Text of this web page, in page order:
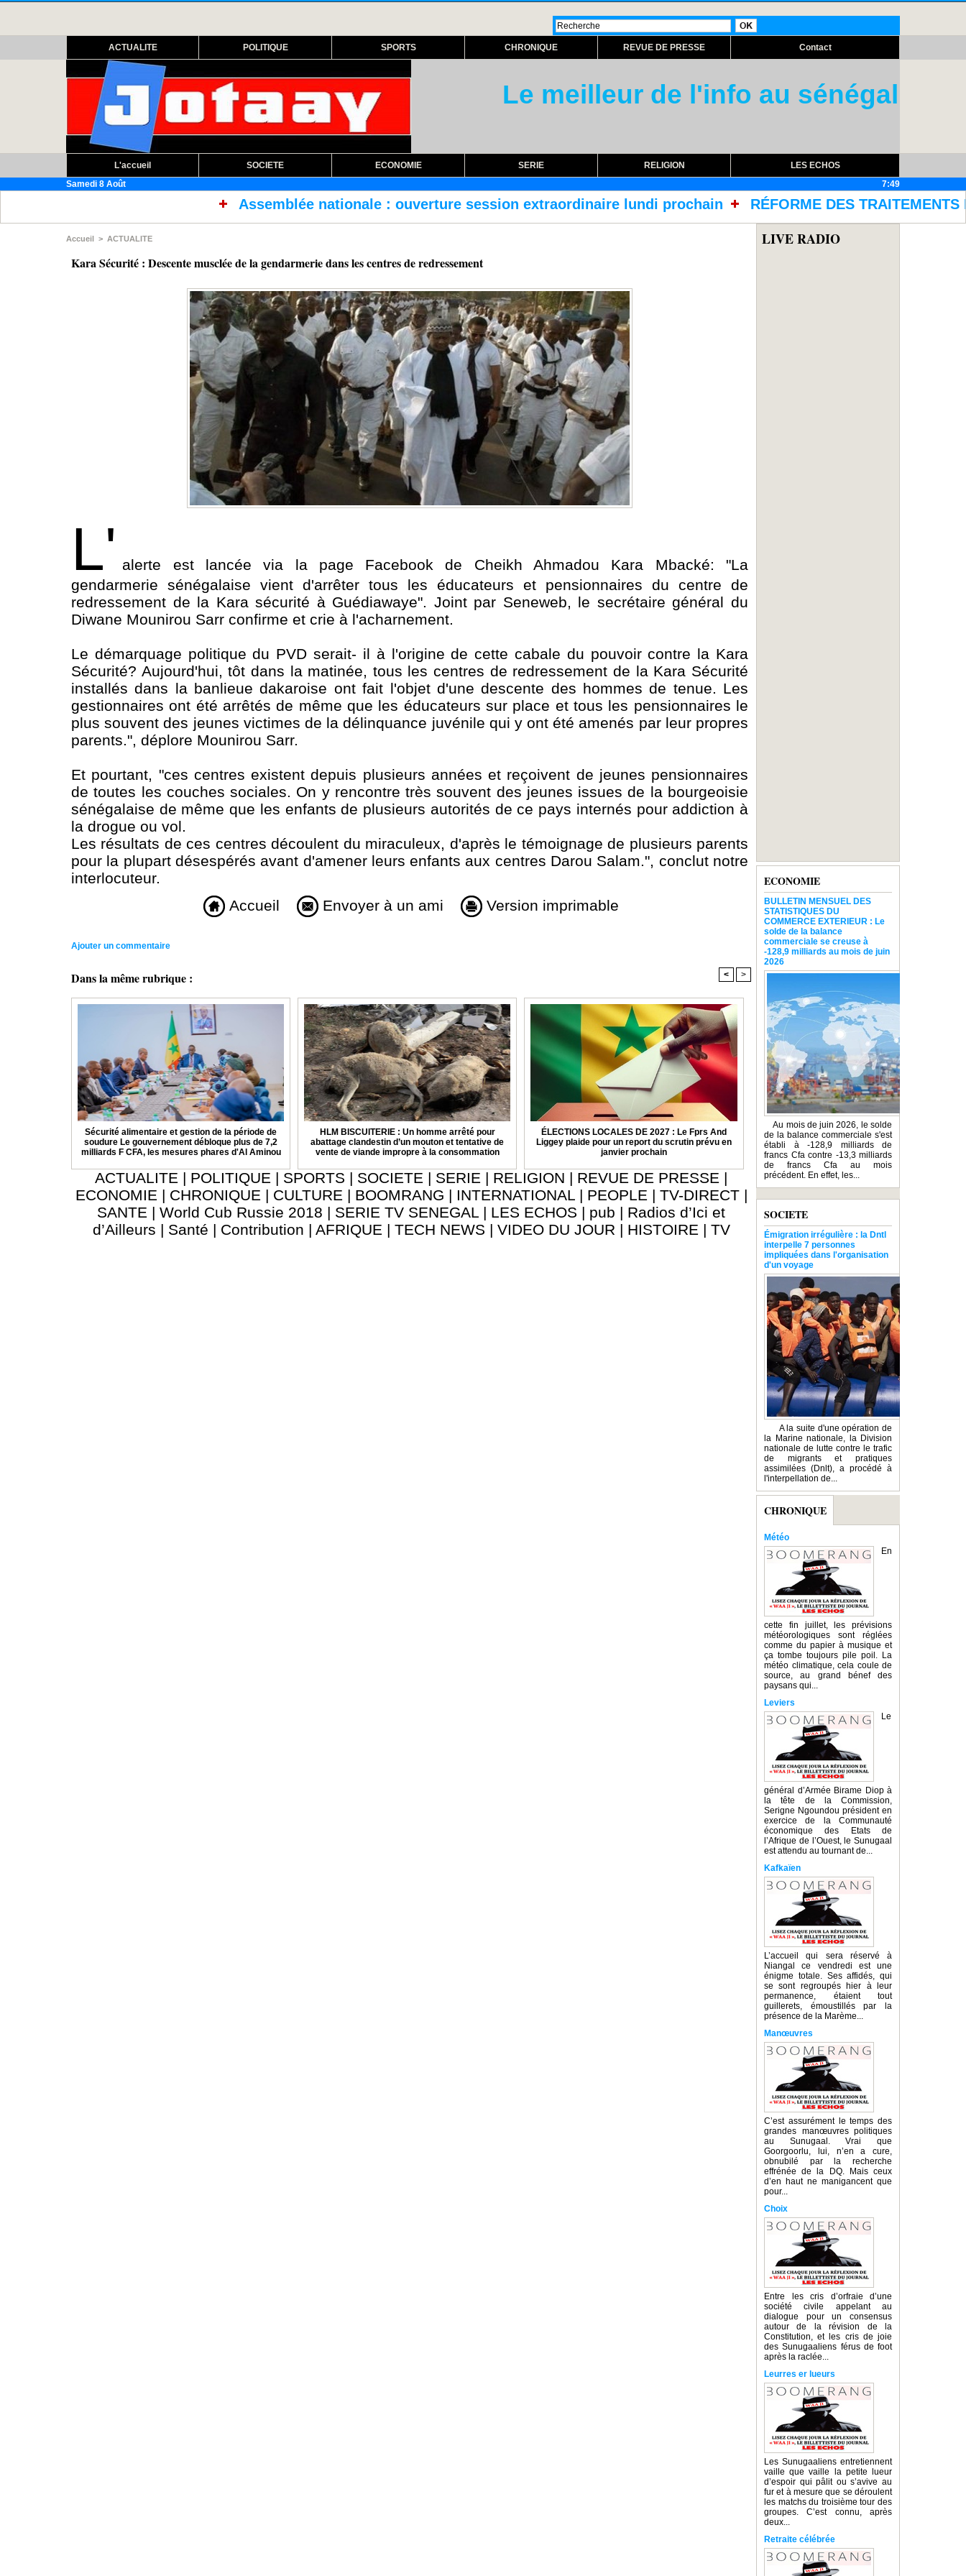
ACTUALITE POLITIQUE SPORTS CHRONIQUE REVUE DE PRESSE Contact
Le meilleur de l'info au sénégal
L'accueil SOCIETE ECONOMIE SERIE RELIGION
LES ECHOS
Samedi 8 Août
7:49
Assemblée nationale : ouverture session extraordinaire lundi prochain RÉFORME DES TRAITEMENTS DANS LES
Accueil > ACTUALITE
Kara Sécurité : Descente musclée de la gendarmerie dans les centres de redressement
L' alerte est lancée via la page Facebook de Cheikh Ahmadou Kara Mbacké: "La
gendarmerie sénégalaise vient d'arrêter tous les éducateurs et pensionnaires du centre de
redressement de la Kara sécurité à Guédiawaye". Joint par Seneweb, le secrétaire général du
Diwane Mounirou Sarr confirme et crie à l'acharnement.
Le démarquage politique du PVD serait- il à l'origine de cette cabale du pouvoir contre la Kara
Sécurité? Aujourd'hui, tôt dans la matinée, tous les centres de redressement de la Kara Sécurité
installés dans la banlieue dakaroise ont fait l'objet d'une descente des hommes de tenue. Les
gestionnaires ont été arrêtés de même que les éducateurs sur place et tous les pensionnaires le
plus souvent des jeunes victimes de la délinquance juvénile qui y ont été amenés par leur propres
parents.", déplore Mounirou Sarr.
Et pourtant, "ces centres existent depuis plusieurs années et reçoivent de jeunes pensionnaires
de toutes les couches sociales. On y rencontre très souvent des jeunes issues de la bourgeoisie
sénégalaise de même que les enfants de plusieurs autorités de ce pays internés pour addiction à
la drogue ou vol.
Les résultats de ces centres découlent du miraculeux, d'après le témoignage de plusieurs parents
pour la plupart désespérés avant d'amener leurs enfants aux centres Darou Salam.", conclut notre
interlocuteur.
Accueil
Envoyer à un ami Version imprimable
Ajouter un commentaire
Dans la même rubrique : < >
Sécurité alimentaire et gestion de la période de
soudure Le gouvernement débloque plus de 7,2
milliards F CFA, les mesures phares d'Al Aminou
HLM BISCUITERIE : Un homme arrêté pour
abattage clandestin d’un mouton et tentative de
vente de viande impropre à la consommation
ÉLECTIONS LOCALES DE 2027 : Le Fprs And
Liggey plaide pour un report du scrutin prévu en
janvier prochain
ACTUALITE | POLITIQUE | SPORTS | SOCIETE | SERIE | RELIGION | REVUE DE PRESSE |
ECONOMIE | CHRONIQUE | CULTURE | BOOMRANG | INTERNATIONAL | PEOPLE | TV-DIRECT |
SANTE | World Cub Russie 2018 | SERIE TV SENEGAL | LES ECHOS | pub | Radios d’Ici et
d’Ailleurs | Santé | Contribution | AFRIQUE | TECH NEWS | VIDEO DU JOUR | HISTOIRE | TV
LIVE RADIO
ECONOMIE
BULLETIN MENSUEL DES
STATISTIQUES DU
COMMERCE EXTERIEUR : Le
solde de la balance
commerciale se creuse à
-128,9 milliards au mois de juin
2026
Au mois de juin 2026, le solde
de la balance commerciale s'est
établi à -128,9 milliards de
francs Cfa contre -13,3 milliards
de francs Cfa au mois
précédent. En effet, les...
SOCIETE
Émigration irrégulière : la Dntl
interpelle 7 personnes
impliquées dans l'organisation
d'un voyage
A la suite d'une opération de
la Marine nationale, la Division
nationale de lutte contre le trafic
de migrants et pratiques
assimilées (Dnlt), a procédé à
l'interpellation de...
CHRONIQUE
Météo
En
cette fin juillet, les prévisions
météorologiques sont réglées
comme du papier à musique et
ça tombe toujours pile poil. La
météo climatique, cela coule de
source, au grand bénef des
paysans qui...
Leviers
Le
général d’Armée Birame Diop à
la tête de la Commission,
Serigne Ngoundou président en
exercice de la Communauté
économique des Etats de
l’Afrique de l’Ouest, le Sunugaal
est attendu au tournant de...
Kafkaïen
L’accueil qui sera réservé à
Niangal ce vendredi est une
énigme totale. Ses affidés, qui
se sont regroupés hier à leur
permanence, étaient tout
guillerets, émoustillés par la
présence de la Marème...
Manœuvres
C’est assurément le temps des
grandes manœuvres politiques
au Sunugaal. Vrai que
Goorgoorlu, lui, n’en a cure,
obnubilé par la recherche
effrénée de la DQ. Mais ceux
d’en haut ne manigancent que
pour...
Choix
Entre les cris d’orfraie d’une
société civile appelant au
dialogue pour un consensus
autour de la révision de la
Constitution, et les cris de joie
des Sunugaaliens férus de foot
après la raclée...
Leurres er lueurs
Les Sunugaaliens entretiennent
vaille que vaille la petite lueur
d’espoir qui pâlit ou s’avive au
fur et à mesure que se déroulent
les matchs du troisième tour des
groupes. C’est connu, après
deux...
Retraite célébrée